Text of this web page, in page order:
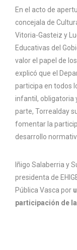
En el acto de
concejala de
Vitoria-Gasteiz y
Educativas del
valor el papel de
explicó que el
participa en todos
infantil, obligatoria
parte, Torrealday
fomentar la
desarrollo
Iñigo Salaberria y
presidenta de
Pública Vasca por
participación de